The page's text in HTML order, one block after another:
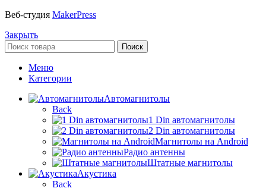
Веб-студия MakerPress
Закрыть
Поиск
Меню
Категории
Автомагнитолы
Back
1 Din автомагнитолы
2 Din автомагнитолы
Магнитолы на Android
Радио антенны
Штатные магнитолы
Акустика
Back